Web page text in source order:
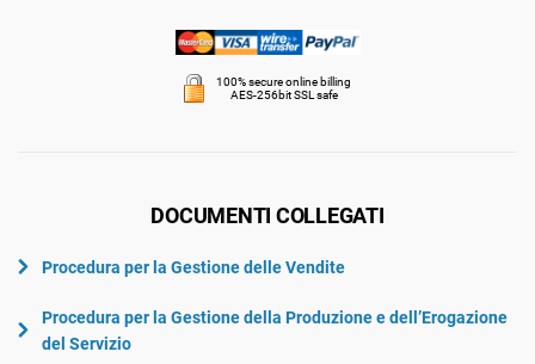
100% secure online billing
AES-256bit SSL safe
DOCUMENTI COLLEGATI
Procedura per la Gestione delle Vendite
Procedura per la Gestione della Produzione e dell’Erogazione
del Servizio